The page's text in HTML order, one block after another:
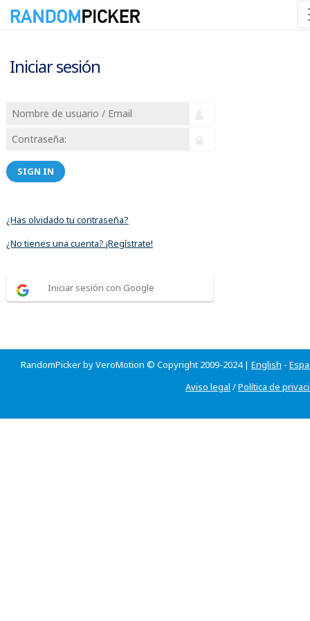
Iniciar sesión
SIGN IN
¿Has olvidado tu contraseña?
¿No tienes una cuenta? ¡Regístrate!
Iniciar sesión con Google
RandomPicker by VeroMotion © Copyright 2009-2024 | English -
Aviso legal /Política de